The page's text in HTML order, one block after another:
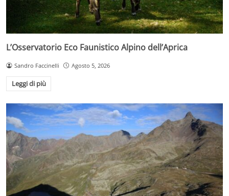
L’Osservatorio Eco Faunistico Alpino dell’Aprica
Sandro Faccinelli Agosto 5, 2026
Leggi di più